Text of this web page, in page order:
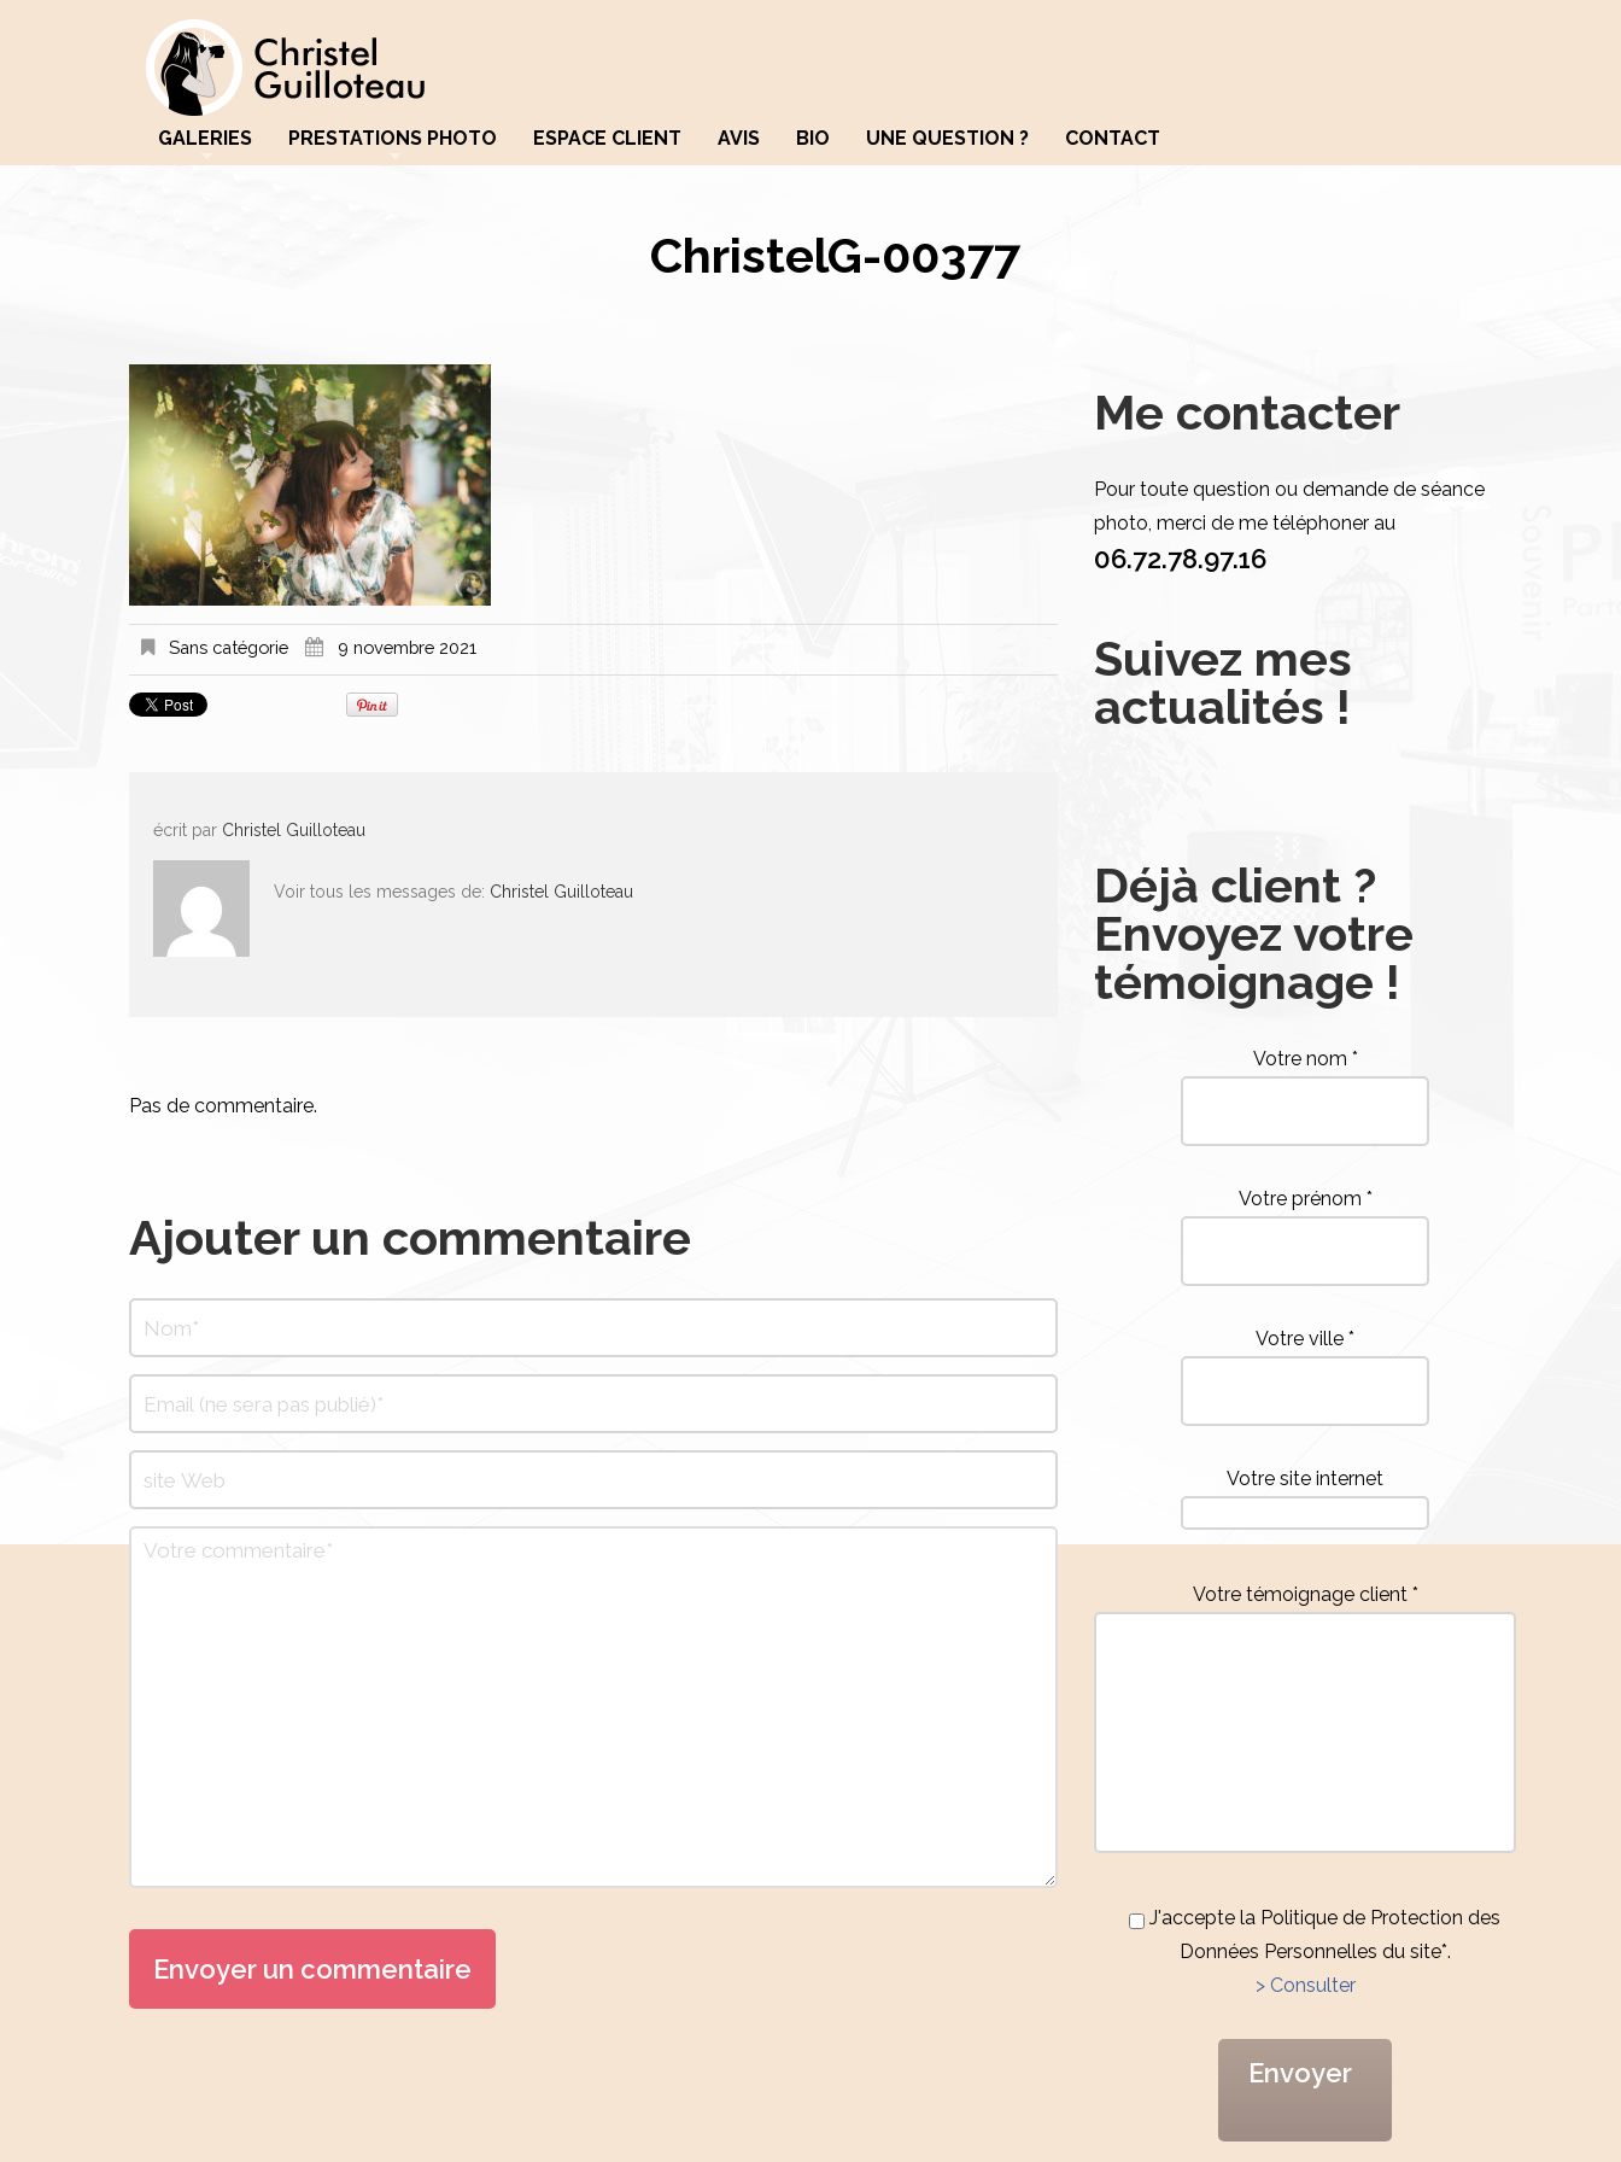
GALERIES PRESTATIONS PHOTO ESPACE CLIENT AVIS BIO UNE QUESTION ? CONTACT
ChristelG-00377
Sans catégorie 9 novembre 2021
écrit par Christel Guilloteau
Voir tous les messages de: Christel Guilloteau
Pas de commentaire.
Ajouter un commentaire
Me contacter
Pour toute question ou demande de séance
photo, merci de me téléphoner au
06.72.78.97.16
Suivez mes
actualités !
Déjà client ?
Envoyez votre
témoignage !
Votre nom *
Votre prénom *
Votre ville *
Votre site internet
Votre témoignage client *
J'accepte la Politique de Protection des
Données Personnelles du site*.
> Consulter